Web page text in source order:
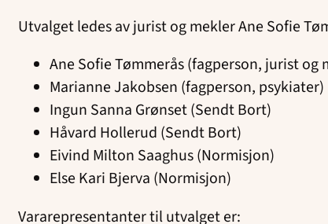
Utvalget ledes av jurist og mekler Ane Sofie
Ane Sofie Tømmerås (fagperson, jurist og
Marianne Jakobsen (fagperson, psykiater)
Ingun Sanna Grønset (Sendt Bort)
Håvard Hollerud (Sendt Bort)
Eivind Milton Saaghus (Normisjon)
Else Kari Bjerva (Normisjon)
Vararepresentanter til utvalget er: